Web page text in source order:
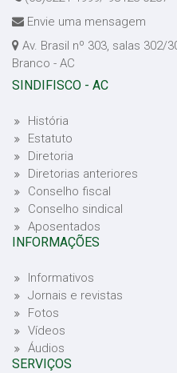
Envie uma mensagem
Av. Brasil nº 303, salas 302/
Branco - AC
SINDIFISCO - AC
História
Estatuto
Diretoria
Diretorias anteriores
Conselho fiscal
Conselho sindical
Aposentados
INFORMAÇÕES
Informativos
Jornais e revistas
Fotos
Vídeos
Áudios
SERVIÇOS